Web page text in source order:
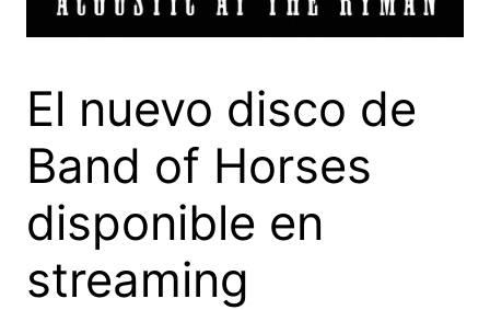
El nuevo disco de
Band of Horses
disponible en
streaming